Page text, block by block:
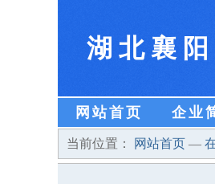
湖北襄
网站首页 企业
当前位置： 网站首页 —